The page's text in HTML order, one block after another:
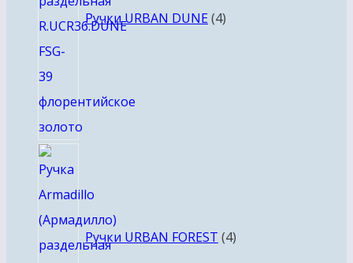
Ручки URBAN DUNE 4
Ручки URBAN FOREST 4